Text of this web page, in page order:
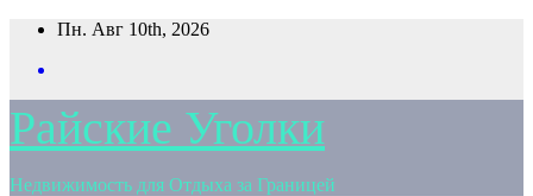
Перейти
содержимому
Пн. Авг 10th, 2026
Райские Уголки
Недвижимость для Отдыха за Границей